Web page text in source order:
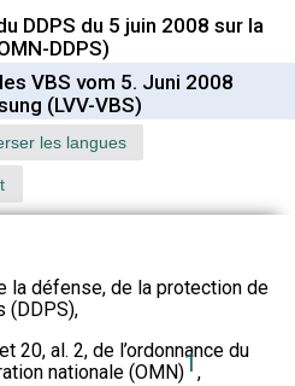
DDPS du 5 juin 2008 sur la
DDPS)
VBS vom 5. Juni 2008
(LVV-VBS)
les langues
la défense, de la protection de
(DDPS),
20, al. 2, de l’ordonnance du
nationale (OMN)1,